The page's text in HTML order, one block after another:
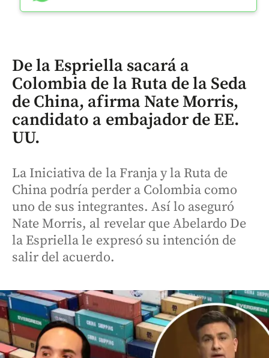
De la Espriella sacará a
Colombia de la Ruta de la Seda
de China, afirma Nate Morris,
candidato a embajador de EE.
UU.
La Iniciativa de la Franja y la Ruta de
China podría perder a Colombia como
uno de sus integrantes. Así lo aseguró
Nate Morris, al revelar que Abelardo De
la Espriella le expresó su intención de
salir del acuerdo.